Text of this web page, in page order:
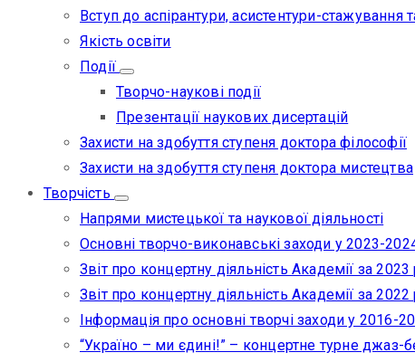
Вступ до аспірантури, асистентури-стажування
Якість освіти
Події
Творчо-наукові події
Презентації наукових дисертацій
Захисти на здобуття ступеня доктора філософії
Захисти на здобуття ступеня доктора мистецтва
Творчість
Напрями мистецької та наукової діяльності
Основні творчо-виконавські заходи у 2023-
Звіт про концертну діяльність Академії за 2023
Звіт про концертну діяльність Академії за 2022
Інформація про основні творчі заходи у 2016-
“Україно – ми єдині!” – концертне турне джаз-